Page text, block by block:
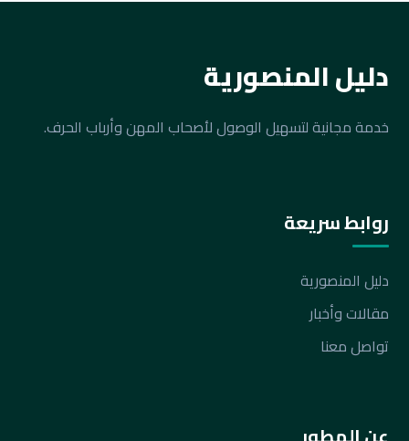
دليل المنصورية
خدمة مجانية لتسهيل الوصول لأصحاب المهن وأرباب الحرف.
روابط سريعة
دليل المنصورية
مقالات وأخبار
تواصل معنا